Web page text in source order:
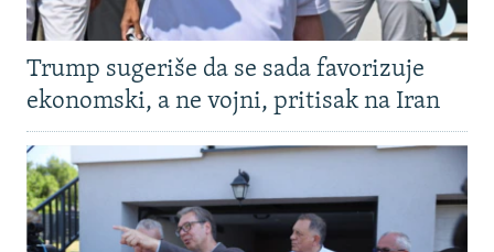
Trump sugeriše da se sada favorizuje
ekonomski, a ne vojni, pritisak na Iran